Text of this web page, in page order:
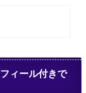
ィール付きで